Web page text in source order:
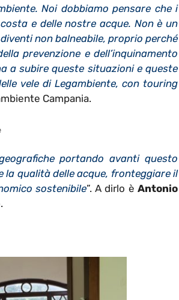
Noi dobbiamo pensare che i
e delle nostre acque. Non è un
non balneabile, proprio perché
prevenzione e dell’inquinamento
a subire queste situazioni e queste
vele di Legambiente, con touring
Campania.
portando avanti questo
la qualità delle acque, fronteggiare il
sostenibile”. A dirlo èAntonio